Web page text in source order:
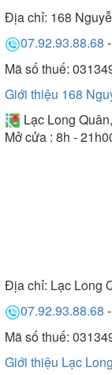
Địa chỉ: 168
07.92.93.88.68 -
Mã số thuế:
Giới thiệu 168
Lạc Long
Mở cửa : 8h -
Địa chỉ: Lạc Long
07.92.93.88.68 -
Mã số thuế:
Giới thiệu Lạc